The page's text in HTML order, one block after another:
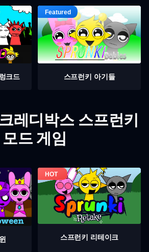
크드 스프런키 아기들
레디박스 스프런키
모드 게임
스프런키 리테이크